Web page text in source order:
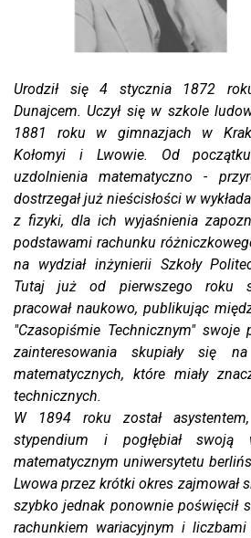
Urodził się 4 stycznia 1872
Dunajcem. Uczył się w szkole
1881 roku w gimnazjach w
Kołomyi i Lwowie. Od
uzdolnienia matematyczno -
dostrzegał już nieścisłości w
z fizyki, dla ich wyjaśnienia
podstawami rachunku
na wydział inżynierii Szkoły
Tutaj już od pierwszego roku
pracował naukowo, publikując
"Czasopiśmie Technicznym" swoje
zainteresowania skupiały się
matematycznych, które miały
technicznych.
W 1894 roku został
stypendium i pogłębiał swoją
matematycznym uniwersytetu
Lwowa przez krótki okres zajmował
szybko jednak ponownie poświęcił
rachunkiem wariacyjnym i